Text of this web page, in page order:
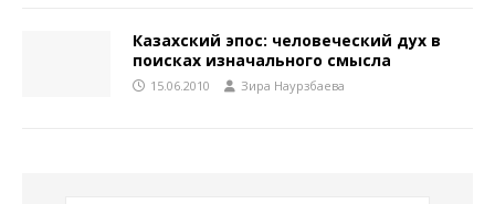
Казахский эпос: человеческий дух в
поисках изначального смысла
15.06.2010 Зира Наурзбаева